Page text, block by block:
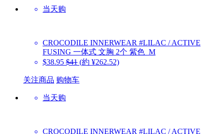
当天购
CROCODILE INNERWEAR #LILAC / ACTIVE
FUSING 一体式 文胸 2个 紫色_M
$38.95 $41 (約 ¥262.52)
关注商品 购物车
当天购
CROCODILE INNERWEAR #LILAC / ACTIVE